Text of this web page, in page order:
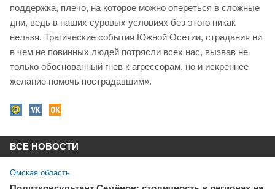
поддержка, плечо, на которое можно опереться в сложные
дни, ведь в наших суровых условиях без этого никак
нельзя. Трагические события Южной Осетии, страдания ни
в чем не повинных людей потрясли всех нас, вызвав не
только обоснованный гнев к агрессорам, но и искреннее
желание помочь пострадавшим».
ВСЕ НОВОСТИ
Омская область